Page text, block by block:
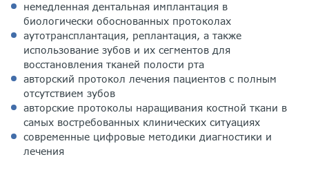
немедленная дентальная имплантация в
биологически обоснованных протоколах
аутотрансплантация, реплантация, а также
использование зубов и их сегментов для
восстановления тканей полости рта
авторский протокол лечения пациентов с полным
отсутствием зубов
авторские протоколы наращивания костной ткани в
самых востребованных клинических ситуациях
современные цифровые методики диагностики и
лечения